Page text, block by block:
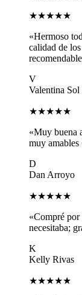
★★★★★
«Hermoso
calidad de
V
Valentina
★★★★★
«Muy buena
muy amables
D
Dan Arroyo
★★★★★
«Compré
necesitaba;
K
Kelly Rivas
★★★★★